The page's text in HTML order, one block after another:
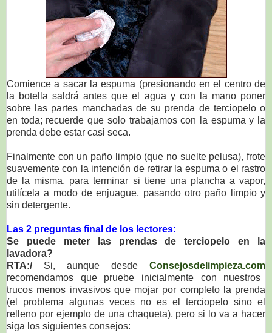
Comience a sacar la espuma (presionando en el centro de
la botella saldrá antes que el agua y con la mano poner
sobre las partes manchadas de su prenda de terciopelo o
en toda; recuerde que solo trabajamos con la espuma y la
prenda debe estar casi seca.
Finalmente con un paño limpio (que no suelte pelusa), frote
suavemente con la intención de retirar la espuma o el rastro
de la misma, para terminar si tiene una plancha a vapor,
utilícela a modo de enjuague, pasando otro paño limpio y
sin detergente.
Las 2 preguntas final de los lectores:
Se puede meter las prendas de terciopelo en la
lavadora?
RTA:/Si, aunque desde Consejosdelimpieza.com
recomendamos que pruebe inicialmente con nuestros
trucos menos invasivos que mojar por completo la prenda
(el problema algunas veces no es el terciopelo sino el
relleno por ejemplo de una chaqueta), pero si lo va a hacer
siga los siguientes consejos: